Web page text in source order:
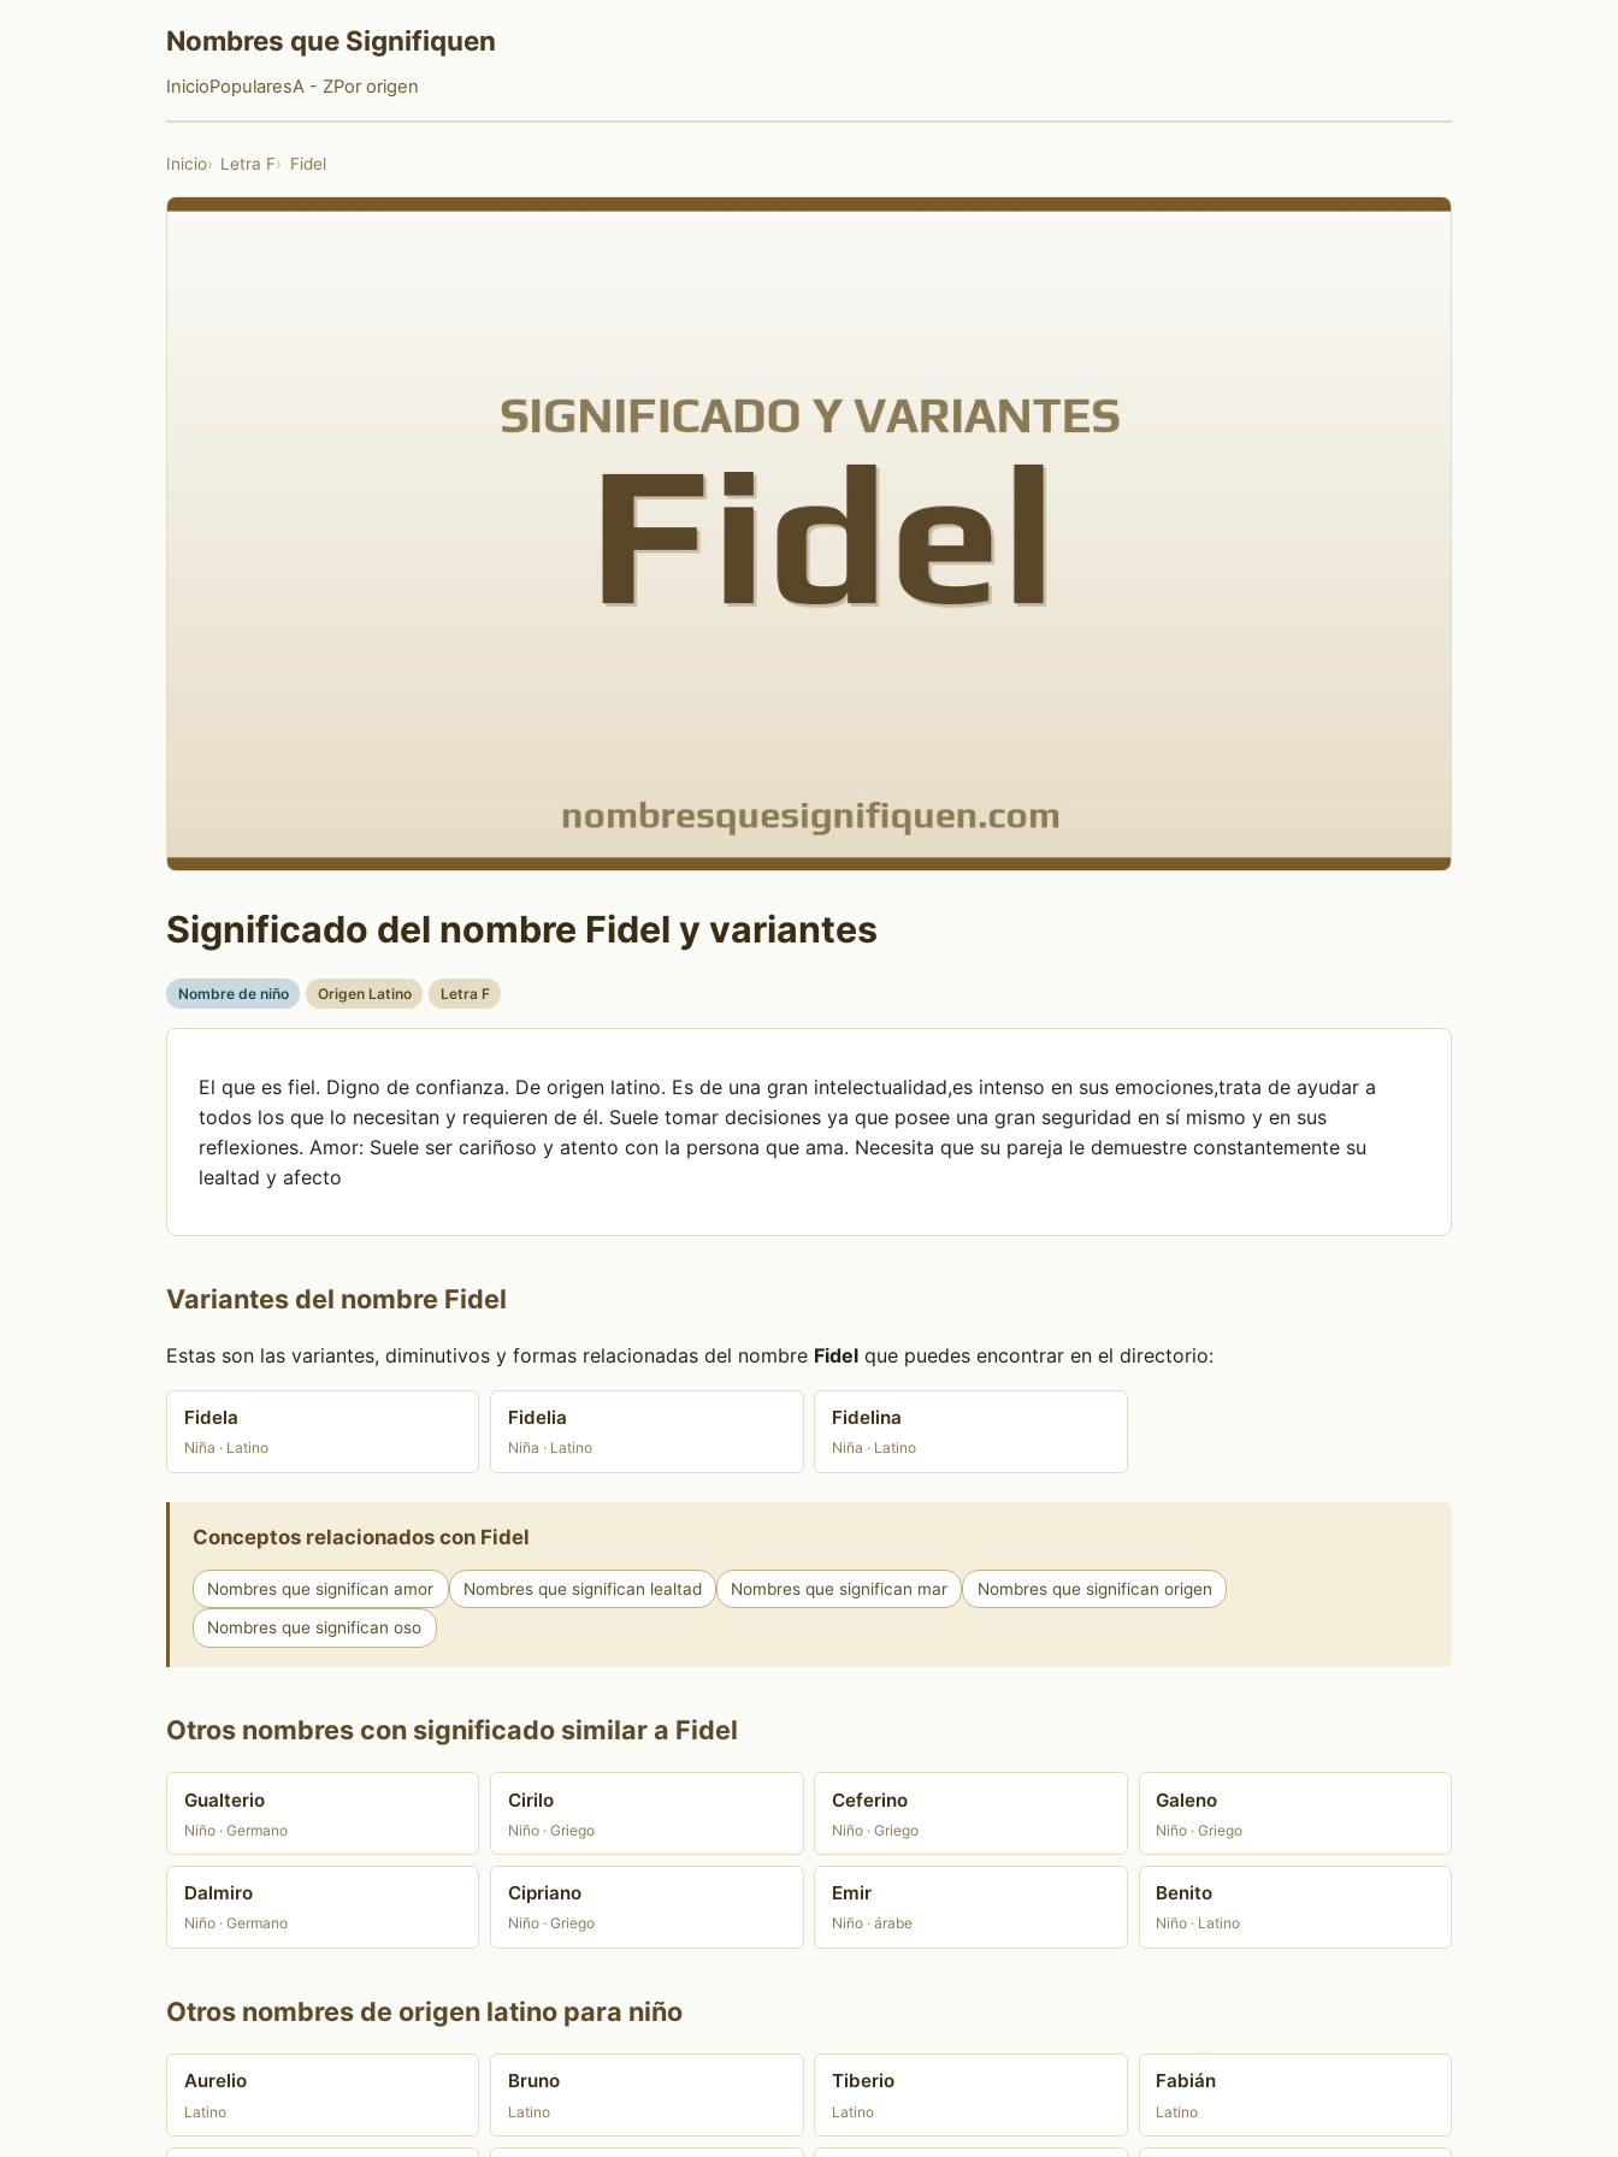
Nombres que Signifiquen
InicioPopularesA - ZPor origen
Inicio Letra F Fidel
Significado del nombre Fidel y variantes
Nombre de niño Origen Latino Letra F
El que es fiel. Digno de confianza. De origen latino. Es de una gran intelectualidad,es intenso en sus emociones,trata de ayudar a
todos los que lo necesitan y requieren de él. Suele tomar decisiones ya que posee una gran seguridad en sí mismo y en sus
reflexiones. Amor: Suele ser cariñoso y atento con la persona que ama. Necesita que su pareja le demuestre constantemente su
lealtad y afecto
Variantes del nombre Fidel
Estas son las variantes, diminutivos y formas relacionadas del nombre Fidel que puedes encontrar en el directorio:
Fidela
Niña · Latino
Fidelia
Niña · Latino
Fidelina
Niña · Latino
Conceptos relacionados con Fidel
Nombres que significan amor Nombres que significan lealtad Nombres que significan mar Nombres que significan origen
Nombres que significan oso
Otros nombres con significado similar a Fidel
Gualterio
Niño · Germano
Cirilo
Niño · Griego
Ceferino
Niño · Griego
Galeno
Niño · Griego
Dalmiro
Niño · Germano
Cipriano
Niño · Griego
Emir
Niño · árabe
Benito
Niño · Latino
Otros nombres de origen latino para niño
Aurelio
Latino
Bruno
Latino
Tiberio
Latino
Fabián
Latino